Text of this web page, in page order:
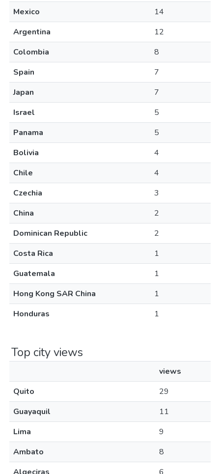
Mexico
14
Argentina
12
Colombia
8
Spain
7
Japan
7
Israel
5
Panama
5
Bolivia
4
Chile
4
Czechia
3
China
2
Dominican Republic
2
Costa Rica
1
Guatemala
1
Hong Kong SAR China
1
Honduras
1
Top city views
views
Quito
29
Guayaquil
11
Lima
9
Ambato
8